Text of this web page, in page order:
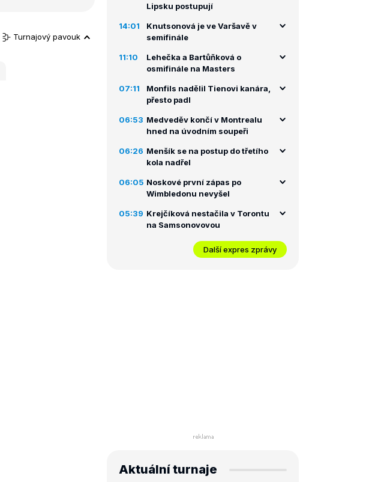
Turnajový pavouk
Lipsku postupují
14:01
Knutsonová je ve Varšavě v
semifinále
11:10
Lehečka a Bartůňková o
osmifinále na Masters
07:11
Monfils nadělil Tienovi kanára,
přesto padl
06:53 Medveděv končí v Montrealu
hned na úvodním soupeři
06:26 Menšík se na postup do třetího
kola nadřel
06:05 Noskové první zápas po
Wimbledonu nevyšel
05:39 Krejčíková nestačila v Torontu
na Samsonovovou
Další expres zprávy
Aktuální turnaje